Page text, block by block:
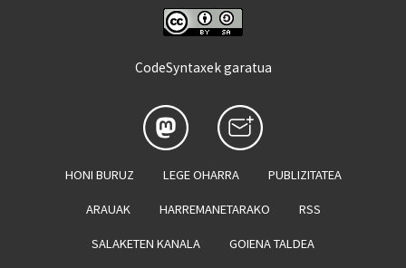
CodeSyntaxek garatua
HONI BURUZ LEGE OHARRA PUBLIZITATEA
ARAUAK HARREMANETARAKO RSS
SALAKETEN KANALA GOIENA TALDEA